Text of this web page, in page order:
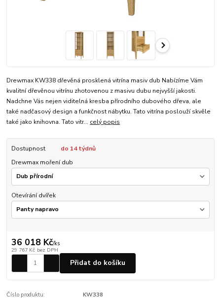
Drewmax KW338 dřevěná prosklená vitrína masiv dub Nabízíme Vám
kvalitní dřevěnou vitrínu zhotovenou z masivu dubu nejvyšší jakosti.
Nadchne Vás nejen viditelná kresba přírodního dubového dřeva, ale
také nadčasový design a funkčnost nábytku. Tato vitrína poslouží skvěle
také jako knihovna. Tato vitr... celý popis
Dostupnost
do 14 týdnů
Drewmax moření dub
Otevírání dvířek
36 018 Kč/ks
29 767 Kč bez DPH
Přidat do košíku
Číslo produktu: KW338